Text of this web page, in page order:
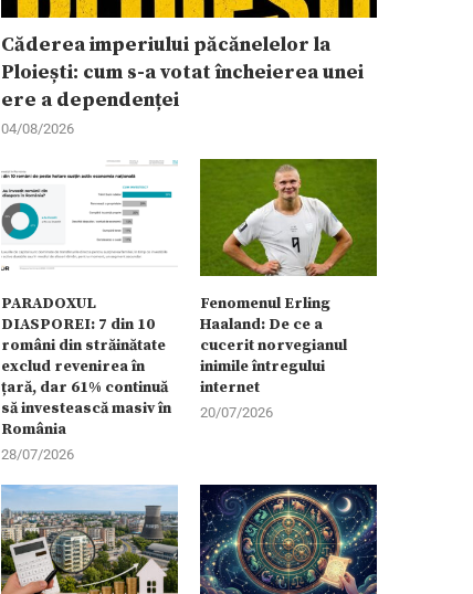
Căderea imperiului păcănelelor la
Ploiești: cum s-a votat încheierea unei
ere a dependenței
04/08/2026
PARADOXUL
DIASPOREI: 7 din 10
români din străinătate
exclud revenirea în
țară, dar 61% continuă
să investească masiv în
România
28/07/2026
Fenomenul Erling
Haaland: De ce a
cucerit norvegianul
inimile întregului
internet
20/07/2026